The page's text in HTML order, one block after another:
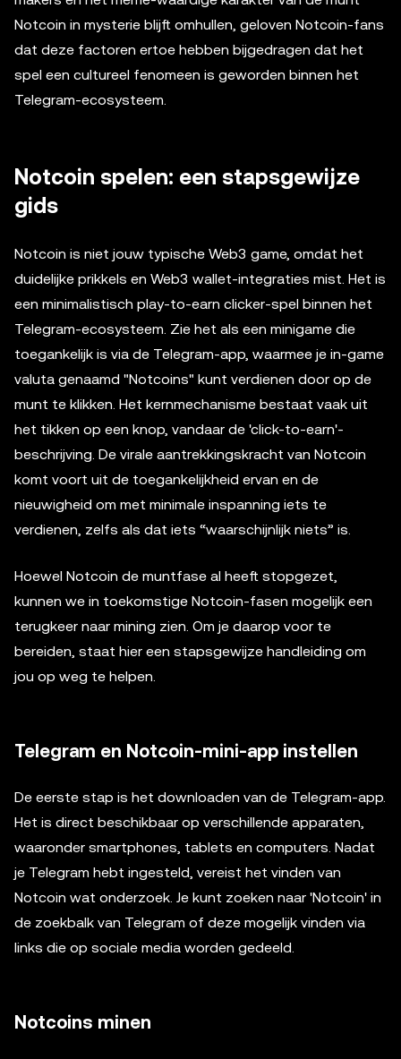
Notcoin in mysterie blijft omhullen, geloven Notcoin-fans
dat deze factoren ertoe hebben bijgedragen dat het
spel een cultureel fenomeen is geworden binnen het
Telegram-ecosysteem.
Notcoin spelen: een stapsgewijze
gids
Notcoin is niet jouw typische Web3 game, omdat het
duidelijke prikkels en Web3 wallet-integraties mist. Het is
een minimalistisch play-to-earn clicker-spel binnen het
Telegram-ecosysteem. Zie het als een minigame die
toegankelijk is via de Telegram-app, waarmee je in-game
valuta genaamd "Notcoins" kunt verdienen door op de
munt te klikken. Het kernmechanisme bestaat vaak uit
het tikken op een knop, vandaar de 'click-to-earn'-
beschrijving. De virale aantrekkingskracht van Notcoin
komt voort uit de toegankelijkheid ervan en de
nieuwigheid om met minimale inspanning iets te
verdienen, zelfs als dat iets “waarschijnlijk niets” is.
Hoewel Notcoin de muntfase al heeft stopgezet,
kunnen we in toekomstige Notcoin-fasen mogelijk een
terugkeer naar mining zien. Om je daarop voor te
bereiden, staat hier een stapsgewijze handleiding om
jou op weg te helpen.
Telegram en Notcoin-mini-app instellen
De eerste stap is het downloaden van de Telegram-app.
Het is direct beschikbaar op verschillende apparaten,
waaronder smartphones, tablets en computers. Nadat
je Telegram hebt ingesteld, vereist het vinden van
Notcoin wat onderzoek. Je kunt zoeken naar 'Notcoin' in
de zoekbalk van Telegram of deze mogelijk vinden via
links die op sociale media worden gedeeld.
Notcoins minen